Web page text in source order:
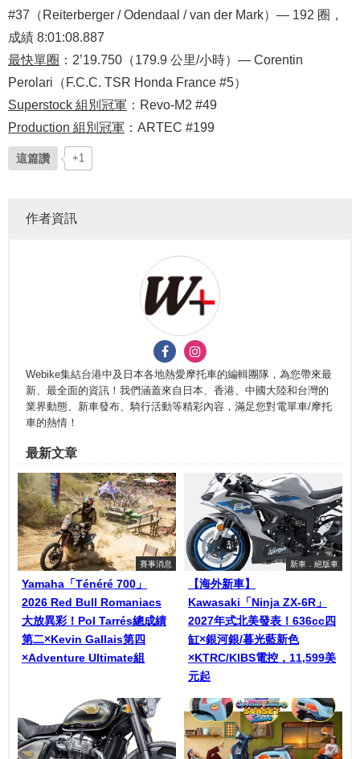
#37（Reiterberger / Odendaal / van der Mark）— 192 圈，
成績 8:01:08.887
最快單圈 ：2’19.750（179.9 公里/小時）— Corentin
Perolari（F.C.C. TSR Honda France #5）
Superstock 組別冠軍 ：Revo-M2 #49
Production 組別冠軍 ：ARTEC #199
這篇讚 +1
作者資訊
Webike集結台港中及日本各地熱愛摩托車的編輯團隊，為您帶來最
新、最全面的資訊！我們涵蓋來自日本、香港、中國大陸和台灣的
業界動態、新車發布、騎行活動等精彩內容，滿足您對電單車/摩托
車的熱情！
最新文章
賽事消息
Yamaha「Ténéré 700」
2026 Red Bull Romaniacs
大放異彩！Pol Tarrés總成績
第二×Kevin Gallais第四
×Adventure Ultimate組
新車．絕版車
【海外新車】
Kawasaki「Ninja ZX-6R」
2027年式北美發表！636cc四
缸×銀河銀/暮光藍新色
×KTRC/KIBS電控，11,599美
元起